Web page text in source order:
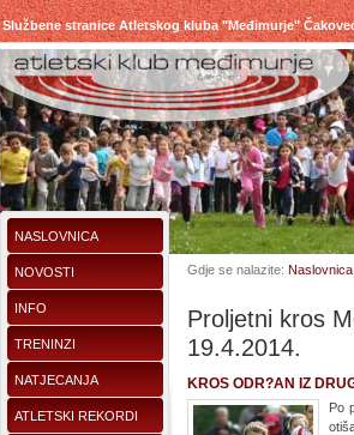
Službene stranice Atletskog kluba "Međimurje"
NASLOVNICA
NOVOSTI
INFO
TRENINZI
NATJECANJA
ATLETSKI REKORDI
Gdje se nalazite: Naslovnica
Proljetni kros
19.4.2014.
KROS ODR?AN IZ
Po